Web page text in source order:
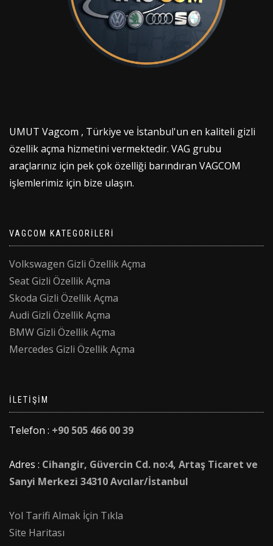
UMUT Vagcom , Türkiye ve İstanbul'un en kaliteli gizli
özellik açma hizmetini vermektedir. VAG grubu
araçlarınız için pek çok özelliği barındıran VAGCOM
işlemlerimiz için bize ulaşın.
VAGCOM KATEGORILERI
Volkswagen Gizli Özellik Açma
Seat Gizli Özellik Açma
Skoda Gizli Özellik Açma
Audi Gizli Özellik Açma
BMW Gizli Özellik Açma
Mercedes Gizli Özellik Açma
İLETIŞIM
Telefon : +90 505 466 00 39
Adres : Cihangir, Güvercin Cd. no:4, Artaş Ticaret ve
Sanyi Merkezi 34310 Avcılar/İstanbul
Yol Tarifi Almak İçin Tıkla
Site Haritası